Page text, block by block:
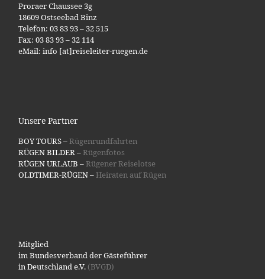
Proraer Chaussee 3g
18609 Ostseebad Binz
Telefon: 03 83 93 – 32 515
Fax: 03 83 93 – 32 114
eMail: info [at]reiseleiter-ruegen.de
Unsere Partner
BOY TOURS –Rügenrundfahrten
RÜGEN BILDER –Rügenfotos
RÜGEN URLAUB –Rügener Reiselotse
OLDTIMER-RÜGEN –Heiraten auf Rügen
Mitglied
im Bundesverband der Gästeführer
in Deutschland e.V. (BVGD)